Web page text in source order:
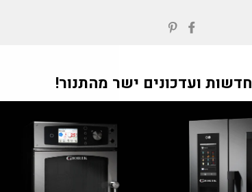
שתפי
חזרה למאמרים
חדשות ועדכונים ישר מהתנור!